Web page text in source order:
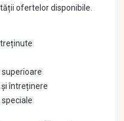
ofertelor disponibile.
întreținere